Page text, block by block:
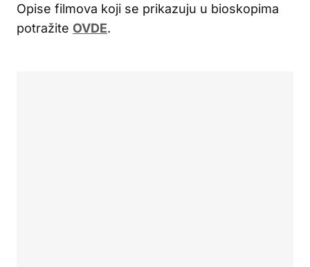
Opise filmova koji se prikazuju u bioskopima
potražite OVDE.